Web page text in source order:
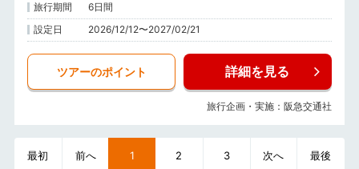
旅行期間
6日間
設定日
2026/12/12〜2027/02/21
ツアーのポイント 詳細を見る
旅行企画・実施：阪急交通社
最初 前へ 1 2 3 次へ 最後